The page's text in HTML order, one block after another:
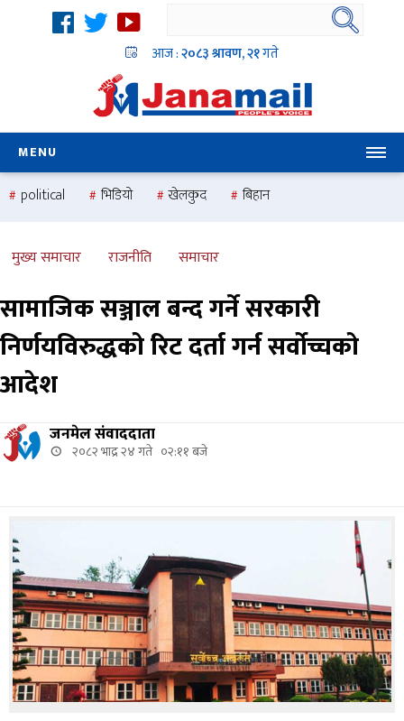
आज :२०८३ श्रावण, २१गते
MENU
political भिडियो खेलकुद
बिहान
national
health
मुख्य समाचार राजनीति समाचार
सामाजिक सञ्जाल बन्द गर्ने सरकारी
निर्णयविरुद्धको रिट दर्ता गर्न सर्वोच्चको
आदेश
जनमेल संवाददाता
२०८२ भाद्र २४ गते ०२:११ बजे